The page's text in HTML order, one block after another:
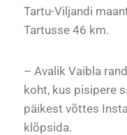
Tartu-Viljandi
Tartusse 46 km.
– Avalik Vaibla
koht, kus pisipere
päikest võttes
klõpsida.